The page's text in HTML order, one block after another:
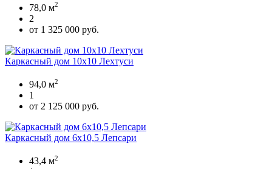
78,0 м2
2
от 1 325 000 руб.
Каркасный дом 10х10 Лехтуси
94,0 м2
1
от 2 125 000 руб.
Каркасный дом 6х10,5 Лепсари
43,4 м2